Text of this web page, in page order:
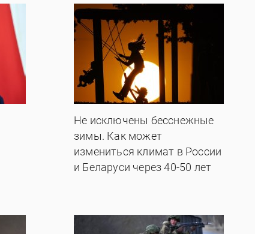
Не исключены бесснежные
зимы. Как может
измениться климат в России
и Беларуси через 40-50 лет